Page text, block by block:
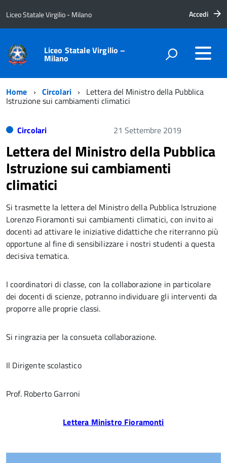
Liceo Statale Virgilio - Milano Accedi
Liceo Statale Virgilio –
Milano
Home Circolari Lettera del Ministro della Pubblica
Istruzione sui cambiamenti climatici
Circolari 21 Settembre 2019
Lettera del Ministro della Pubblica
Istruzione sui cambiamenti
climatici
Si trasmette la lettera del Ministro della Pubblica Istruzione
Lorenzo Fioramonti sui cambiamenti climatici, con invito ai
docenti ad attivare le iniziative didattiche che riterranno più
opportune al fine di sensibilizzare i nostri studenti a questa
decisiva tematica.
I coordinatori di classe, con la collaborazione in particolare
dei docenti di scienze, potranno individuare gli interventi da
proporre alle proprie classi.
Si ringrazia per la consueta collaborazione.
Il Dirigente scolastico
Prof. Roberto Garroni
Lettera Ministro Fioramonti